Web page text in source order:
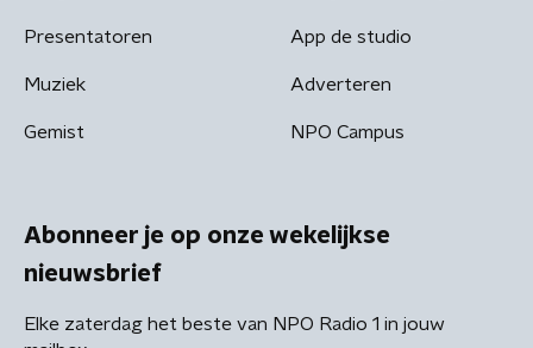
Presentatoren
Muziek
Gemist
App de studio
Adverteren
NPO Campus
Abonneer je op onze wekelijkse
nieuwsbrief
Elke zaterdag het beste van NPO Radio 1 in jouw